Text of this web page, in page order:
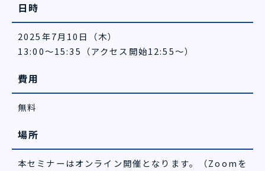
日時
2025年7月10日（木）
13:00～15:35（アクセス開始12:55～）
費用
無料
場所
本セミナーはオンライン開催となります。（Zoomを